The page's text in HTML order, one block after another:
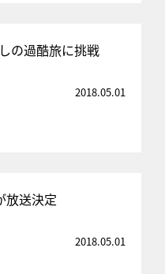
の過酷旅に挑戦
2018.05.01
放送決定
2018.05.01